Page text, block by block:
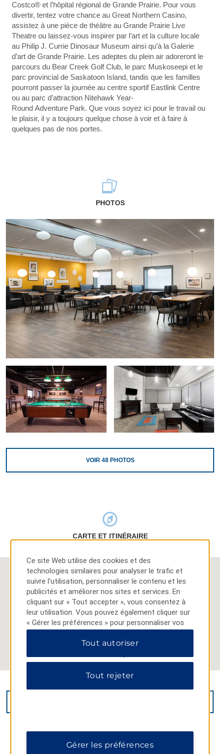
Costco® et l’hôpital régional de Grande Prairie. Pour vous
divertir, tentez votre chance au Great Northern Casino,
assistez à une pièce de théâtre au Grande Prairie Live
Theatre ou laissez-vous inspirer par l’art et la culture locale
au Philip J. Currie Dinosaur Museum ainsi qu’à la Galerie
d’art de Grande Prairie. Les adeptes du plein air adoreront le
parcours du Bear Creek Golf Club, le parc Muskoseepi et le
parc provincial de Saskatoon Island, tandis que les familles
pourront passer la journée au centre sportif Eastlink Centre
ou au parc d’attraction Nitehawk Year-
Round Adventure Park. Que vous soyez ici pour le travail ou
le plaisir, il y a toujours quelque chose à voir et à faire à
quelques pas de nos portes.
PHOTOS
VOIR 48PHOTOS
CARTE ET ITINÉRAIRE
11401 100 Ave., Grande Prairie, AB, T8V 5M6
Ce site Web utilise des cookies et des
technologies similaires pour analyser le trafic et
suivre l'utilisation, personnaliser le contenu et les
publicités et améliorer nos sites et services. En
cliquant sur « Tout accepter », vous consentez à
leur utilisation. Vous pouvez également cliquer sur
« Gérer les préférences » pour personnaliser vos
choix ou sur « Tout rejeter » pour n'autoriser que
les cookies essentiels. Pour plus d'informations,
Tout autoriser
Tout rejeter
Gérer les préférences